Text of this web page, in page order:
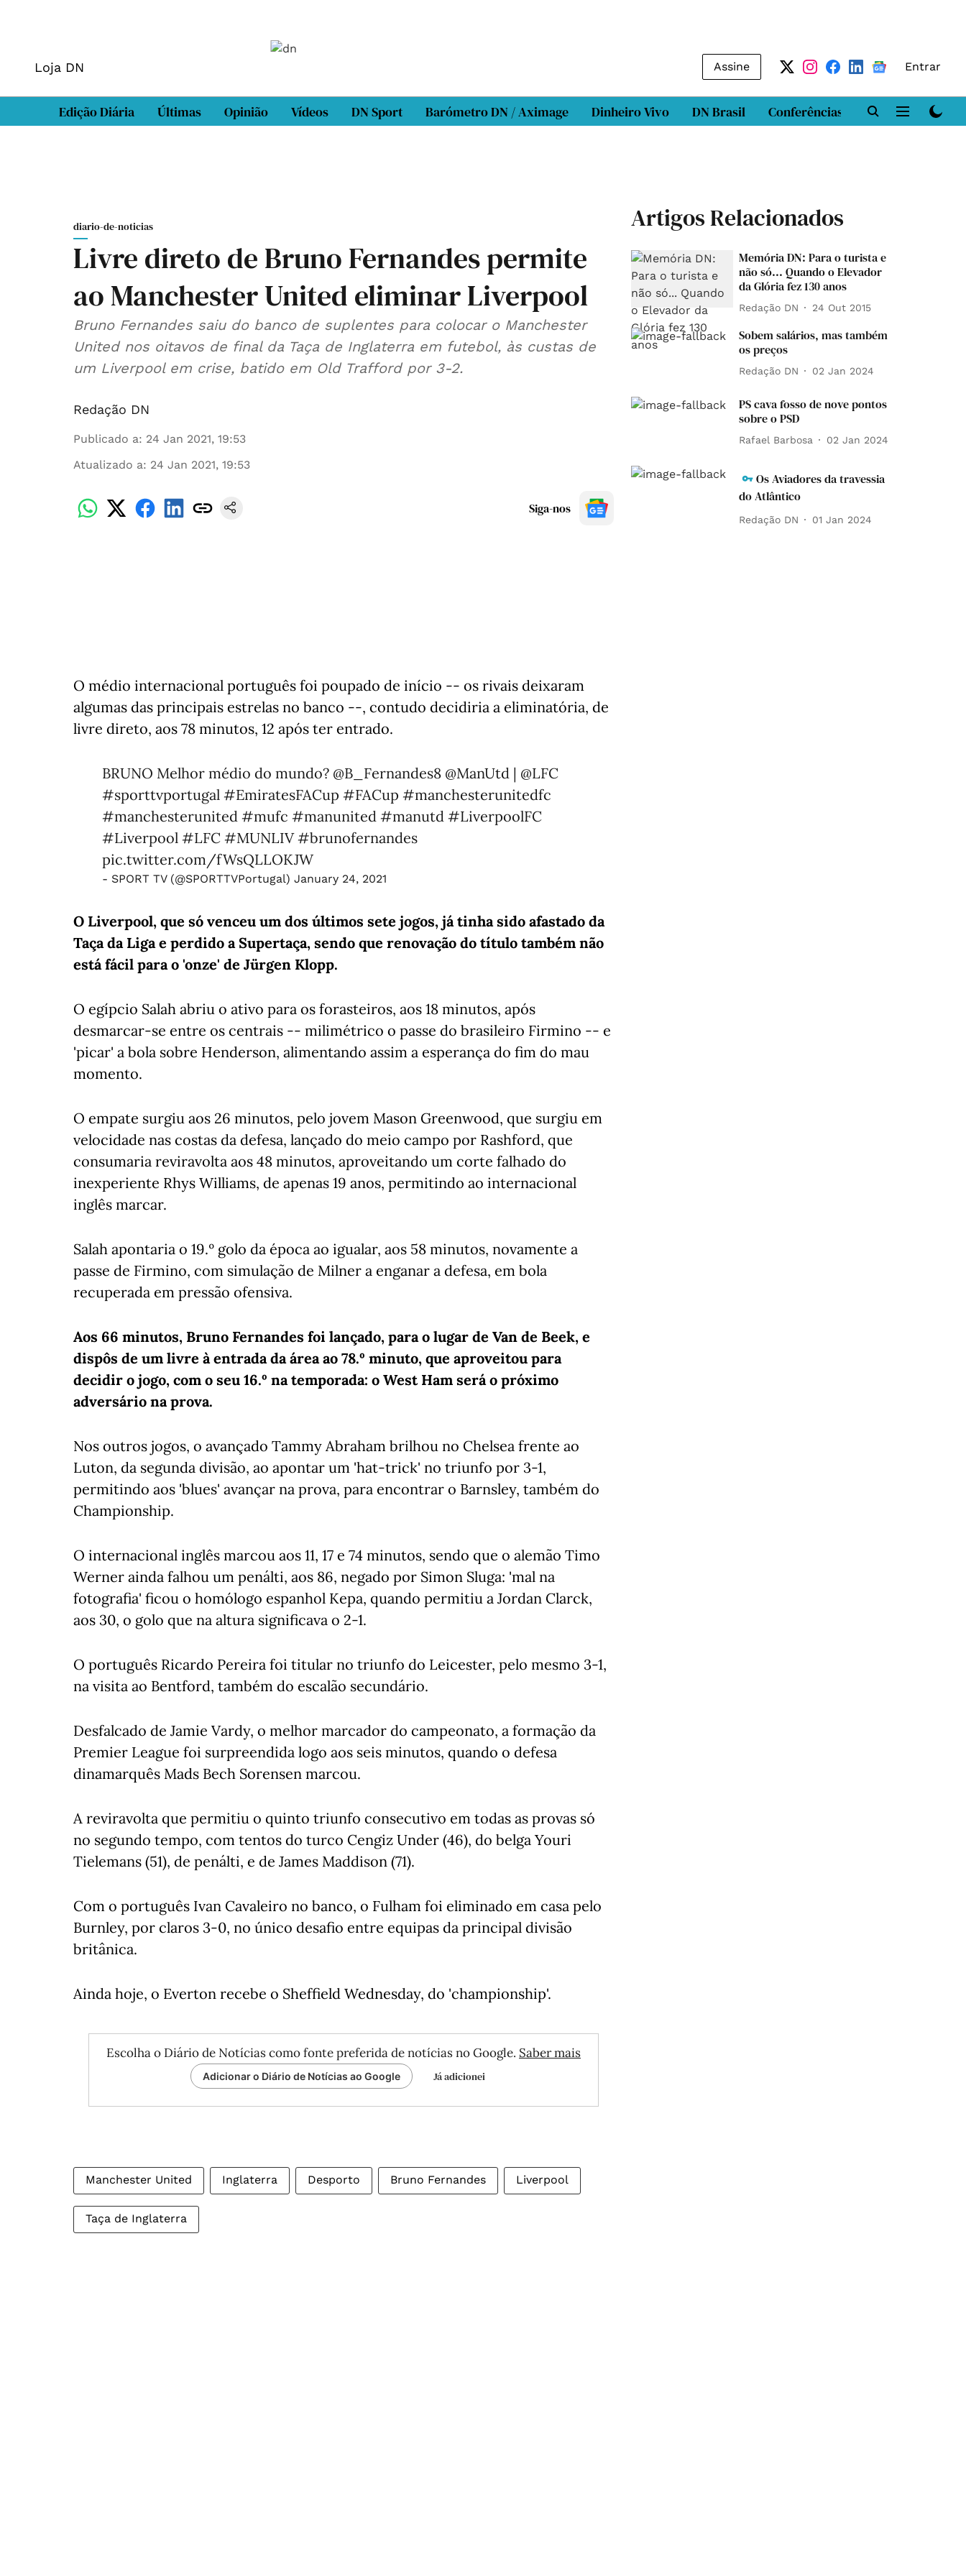
Loja DN Assine Entrar
Edição Diária Últimas Opinião Vídeos DN Sport Barómetro DN / Aximage Dinheiro Vivo DN Brasil Conferências DN LAB
diario-de-noticias
Livre direto de Bruno Fernandes permite
ao Manchester United eliminar Liverpool
Bruno Fernandes saiu do banco de suplentes para colocar o Manchester
United nos oitavos de final da Taça de Inglaterra em futebol, às custas de
um Liverpool em crise, batido em Old Trafford por 3-2.
Redação DN
Publicado a: 24 Jan 2021, 19:53
Atualizado a: 24 Jan 2021, 19:53
Siga-nos
O médio internacional português foi poupado de início -- os rivais deixaram
algumas das principais estrelas no banco --, contudo decidiria a eliminatória, de
livre direto, aos 78 minutos, 12 após ter entrado.
BRUNO Melhor médio do mundo? @B_Fernandes8 @ManUtd | @LFC
#sporttvportugal #EmiratesFACup #FACup #manchesterunitedfc
#manchesterunited #mufc #manunited #manutd #LiverpoolFC
#Liverpool #LFC #MUNLIV #brunofernandes
pic.twitter.com/fWsQLLOKJW
- SPORT TV (@SPORTTVPortugal) January 24, 2021
O Liverpool, que só venceu um dos últimos sete jogos, já tinha sido afastado da
Taça da Liga e perdido a Supertaça, sendo que renovação do título também não
está fácil para o 'onze' de Jürgen Klopp.
O egípcio Salah abriu o ativo para os forasteiros, aos 18 minutos, após
desmarcar-se entre os centrais -- milimétrico o passe do brasileiro Firmino -- e
'picar' a bola sobre Henderson, alimentando assim a esperança do fim do mau
momento.
O empate surgiu aos 26 minutos, pelo jovem Mason Greenwood, que surgiu em
velocidade nas costas da defesa, lançado do meio campo por Rashford, que
consumaria reviravolta aos 48 minutos, aproveitando um corte falhado do
inexperiente Rhys Williams, de apenas 19 anos, permitindo ao internacional
inglês marcar.
Salah apontaria o 19.º golo da época ao igualar, aos 58 minutos, novamente a
passe de Firmino, com simulação de Milner a enganar a defesa, em bola
recuperada em pressão ofensiva.
Aos 66 minutos, Bruno Fernandes foi lançado, para o lugar de Van de Beek, e
dispôs de um livre à entrada da área ao 78.º minuto, que aproveitou para
decidir o jogo, com o seu 16.º na temporada: o West Ham será o próximo
adversário na prova.
Nos outros jogos, o avançado Tammy Abraham brilhou no Chelsea frente ao
Luton, da segunda divisão, ao apontar um 'hat-trick' no triunfo por 3-1,
permitindo aos 'blues' avançar na prova, para encontrar o Barnsley, também do
Championship.
O internacional inglês marcou aos 11, 17 e 74 minutos, sendo que o alemão Timo
Werner ainda falhou um penálti, aos 86, negado por Simon Sluga: 'mal na
fotografia' ficou o homólogo espanhol Kepa, quando permitiu a Jordan Clarck,
aos 30, o golo que na altura significava o 2-1.
O português Ricardo Pereira foi titular no triunfo do Leicester, pelo mesmo 3-1,
na visita ao Bentford, também do escalão secundário.
Desfalcado de Jamie Vardy, o melhor marcador do campeonato, a formação da
Premier League foi surpreendida logo aos seis minutos, quando o defesa
dinamarquês Mads Bech Sorensen marcou.
A reviravolta que permitiu o quinto triunfo consecutivo em todas as provas só
no segundo tempo, com tentos do turco Cengiz Under (46), do belga Youri
Tielemans (51), de penálti, e de James Maddison (71).
Com o português Ivan Cavaleiro no banco, o Fulham foi eliminado em casa pelo
Burnley, por claros 3-0, no único desafio entre equipas da principal divisão
britânica.
Ainda hoje, o Everton recebe o Sheffield Wednesday, do 'championship'.
Escolha o Diário de Notícias como fonte preferida de notícias no Google. Saber mais
Adicionar o Diário de Notícias ao Google Já adicionei
Manchester United Inglaterra Desporto Bruno Fernandes Liverpool
Taça de Inglaterra
Artigos Relacionados
Memória DN: Para o turista e
não só... Quando o Elevador
da Glória fez 130 anos
Redação DN 24 Out 2015
Sobem salários, mas também
os preços
Redação DN 02 Jan 2024
PS cava fosso de nove pontos
sobre o PSD
Rafael Barbosa 02 Jan 2024
Os Aviadores da travessia
do Atlântico
Redação DN 01 Jan 2024